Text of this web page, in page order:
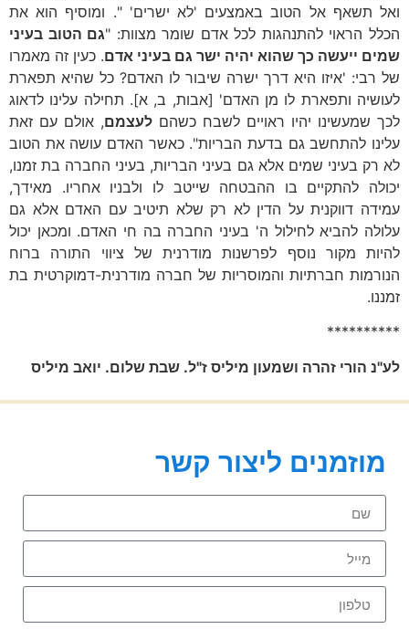
ואל תשאף אל הטוב באמצעים 'לא ישרים' ". ומוסיף הוא את
הכלל הראוי להתנהגות לכל אדם שומר מצוות: "גם הטוב בעיני
שמים ייעשה כך שהוא יהיה ישר גם בעיני אדם. כעין זה מאמרו
של רבי: 'איזו היא דרך ישרה שיבור לו האדם? כל שהיא תפארת
לעושיה ותפארת לו מן האדם' [אבות, ב, א]. תחילה עלינו לדאוג
לכך שמעשינו יהיו ראויים לשבח כשהם לעצמם, אולם עם זאת
עלינו להתחשב גם בדעת הבריות". כאשר האדם עושה את הטוב
לא רק בעיני שמים אלא גם בעיני הבריות, בעיני החברה בת זמנו,
יכולה להתקיים בו ההבטחה שייטב לו ולבניו אחריו. מאידך,
עמידה דווקנית על הדין לא רק שלא תיטיב עם האדם אלא גם
עלולה להביא לחילול ה' בעיני החברה בה חי האדם. ומכאן יכול
להיות מקור נוסף לפרשנות מודרנית של ציווי התורה ברוח
הנורמות חברתיות והמוסריות של חברה מודרנית-דמוקרטית בת
זמננו.
**********
לע"נ הורי זהרה ושמעון מיליס ז"ל. שבת שלום. יואב מיליס
מוזמנים ליצור קשר